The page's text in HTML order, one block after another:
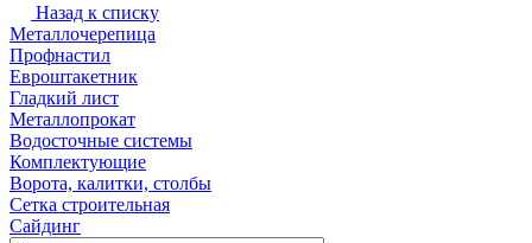
Назад к списку
Металлочерепица
Профнастил
Евроштакетник
Гладкий лист
Металлопрокат
Водосточные системы
Комплектующие
Ворота, калитки, столбы
Сетка строительная
Сайдинг